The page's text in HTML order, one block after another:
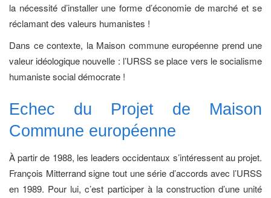
la nécessité d’installer une forme d’économie de marché et se
réclamant des valeurs humanistes !
Dans ce contexte, la Maison commune européenne prend une
valeur idéologique nouvelle : l’URSS se place vers le socia­lisme
humaniste social démocrate !
Echec du Projet de Maison
Commune européenne
À partir de 1988, les leaders occidentaux s’intéressent au projet.
François Mitterrand signe tout une série d’accords avec l’URSS
en 1989. Pour lui, c’est participer à la construction d’une unité